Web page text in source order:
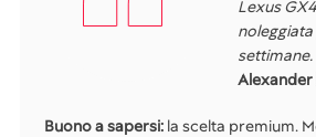
Lexus
settimane.
Alexander
Buono a sapersi: la scelta premium.